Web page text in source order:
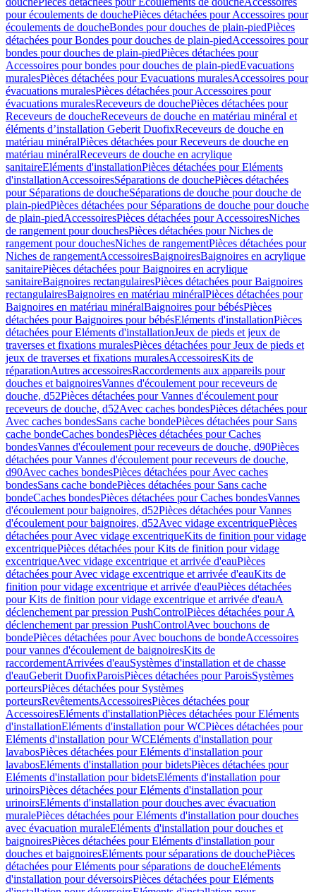
pour écoulements de douchePièces détachées pour Accessoires pour
écoulements de doucheBondes pour douches de plain-piedPièces
détachées pour Bondes pour douches de plain-piedAccessoires pour
bondes pour douches de plain-piedPièces détachées pour
Accessoires pour bondes pour douches de plain-piedEvacuations
muralesPièces détachées pour Evacuations muralesAccessoires pour
évacuations muralesPièces détachées pour Accessoires pour
évacuations muralesReceveurs de douchePièces détachées pour
Receveurs de doucheReceveurs de douche en matériau minéral et
éléments d’installation Geberit DuofixReceveurs de douche en
matériau minéralPièces détachées pour Receveurs de douche en
matériau minéralReceveurs de douche en acrylique
sanitaireEléments d'installationPièces détachées pour Eléments
d'installationAccessoiresSéparations de douchePièces détachées
pour Séparations de doucheSéparations de douche pour douche de
plain-piedPièces détachées pour Séparations de douche pour douche
de plain-piedAccessoiresPièces détachées pour AccessoiresNiches
de rangement pour douchesPièces détachées pour Niches de
rangement pour douchesNiches de rangementPièces détachées pour
Niches de rangementAccessoiresBaignoiresBaignoires en acrylique
sanitairePièces détachées pour Baignoires en acrylique
sanitaireBaignoires rectangulairesPièces détachées pour Baignoires
rectangulairesBaignoires en matériau minéralPièces détachées pour
Baignoires en matériau minéralBaignoires pour bébésPièces
détachées pour Baignoires pour bébésEléments d'installationPièces
détachées pour Eléments d'installationJeux de pieds et jeux de
traverses et fixations muralesPièces détachées pour Jeux de pieds et
jeux de traverses et fixations muralesAccessoiresKits de
réparationAutres accessoiresRaccordements aux appareils pour
douches et baignoiresVannes d'écoulement pour receveurs de
douche, d52Pièces détachées pour Vannes d'écoulement pour
receveurs de douche, d52Avec caches bondesPièces détachées pour
Avec caches bondesSans cache bondePièces détachées pour Sans
cache bondeCaches bondesPièces détachées pour Caches
bondesVannes d'écoulement pour receveurs de douche, d90Pièces
détachées pour Vannes d'écoulement pour receveurs de douche,
d90Avec caches bondesPièces détachées pour Avec caches
bondesSans cache bondePièces détachées pour Sans cache
bondeCaches bondesPièces détachées pour Caches bondesVannes
d'écoulement pour baignoires, d52Pièces détachées pour Vannes
d'écoulement pour baignoires, d52Avec vidage excentriquePièces
détachées pour Avec vidage excentriqueKits de finition pour vidage
excentriquePièces détachées pour Kits de finition pour vidage
excentriqueAvec vidage excentrique et arrivée d'eauPièces
détachées pour Avec vidage excentrique et arrivée d'eauKits de
finition pour vidage excentrique et arrivée d'eauPièces détachées
pour Kits de finition pour vidage excentrique et arrivée d'eauA
déclenchement par pression PushControlPièces détachées pour A
déclenchement par pression PushControlAvec bouchons de
bondePièces détachées pour Avec bouchons de bondeAccessoires
pour vannes d'écoulement de baignoiresKits de
raccordementArrivées d'eauSystèmes d'installation et de chasse
d'eauGeberit DuofixParoisPièces détachées pour ParoisSystèmes
porteursPièces détachées pour Systèmes
porteursRevêtementsAccessoiresPièces détachées pour
AccessoiresEléments d'installationPièces détachées pour Eléments
d'installationEléments d'installation pour WCPièces détachées pour
Eléments d'installation pour WCEléments d'installation pour
lavabosPièces détachées pour Eléments d'installation pour
lavabosEléments d'installation pour bidetsPièces détachées pour
Eléments d'installation pour bidetsEléments d'installation pour
urinoirsPièces détachées pour Eléments d'installation pour
urinoirsEléments d'installation pour douches avec évacuation
muralePièces détachées pour Eléments d'installation pour douches
avec évacuation muraleEléments d'installation pour douches et
baignoiresPièces détachées pour Eléments d'installation pour
douches et baignoiresEléments pour séparations de douchePièces
détachées pour Eléments pour séparations de doucheEléments
d'installation pour déversoirsPièces détachées pour Eléments